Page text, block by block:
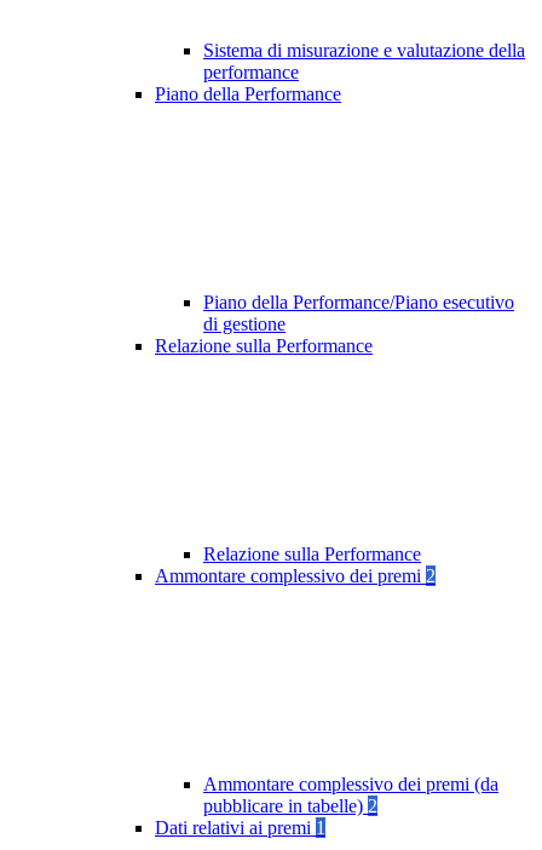
Sistema di misurazione e valutazione della
performance
Piano della Performance
Piano della Performance/Piano esecutivo
di gestione
Relazione sulla Performance
Relazione sulla Performance
Ammontare complessivo dei premi 2
Ammontare complessivo dei premi (da
pubblicare in tabelle) 2
Dati relativi ai premi 1